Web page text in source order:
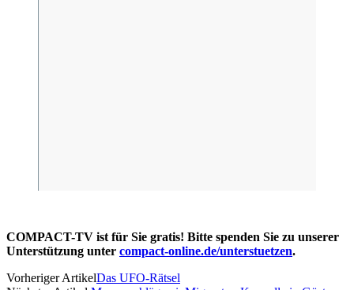
COMPACT-TV ist für Sie gratis! Bitte spenden Sie zu unserer
Unterstützung unter compact-online.de/unterstuetzen.
Vorheriger ArtikelDas UFO-Rätsel